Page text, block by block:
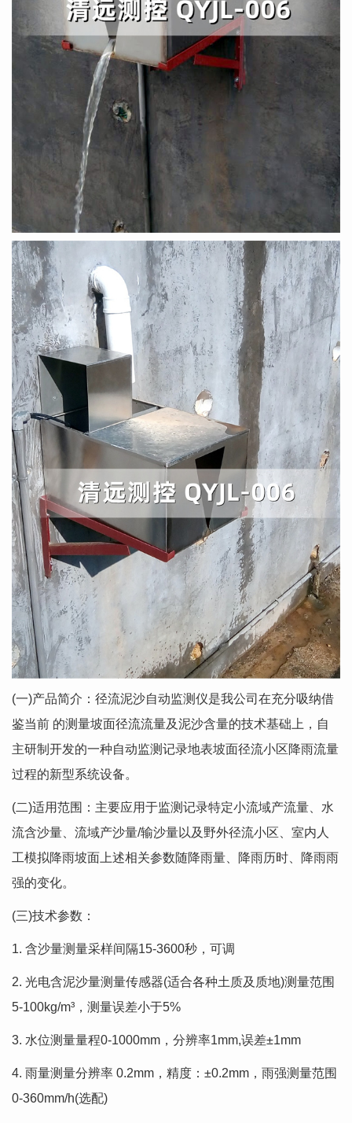
(一)产品简介：径流泥沙自动监测仪是我公司在充分吸纳借
鉴当前 的测量坡面径流流量及泥沙含量的技术基础上，自
主研制开发的一种自动监测记录地表坡面径流小区降雨流量
过程的新型系统设备。
(二)适用范围：主要应用于监测记录特定小流域产流量、水
流含沙量、流域产沙量/输沙量以及野外径流小区、室内人
工模拟降雨坡面上述相关参数随降雨量、降雨历时、降雨雨
强的变化。
(三)技术参数：
1. 含沙量测量采样间隔15-3600秒，可调
2. 光电含泥沙量测量传感器(适合各种土质及质地)测量范围
5-100kg/m³，测量误差小于5%
3. 水位测量量程0-1000mm，分辨率1mm,误差±1mm
4. 雨量测量分辨率 0.2mm，精度：±0.2mm，雨强测量范围
0-360mm/h(选配)